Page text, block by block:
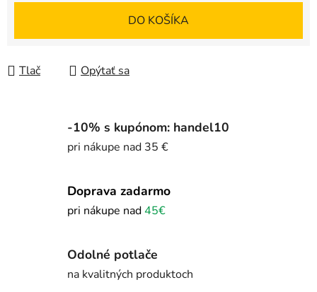
DO KOŠÍKA
Tlač Opýtať sa
-10% s kupónom: handel10
pri nákupe nad 35 €
Doprava zadarmo
pri nákupe nad45€
Odolné potlače
na kvalitných produktoch